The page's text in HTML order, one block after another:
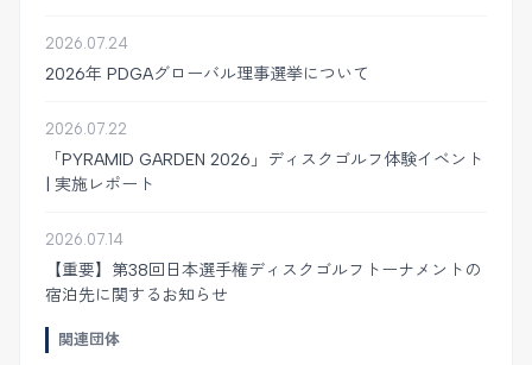
2026.07.24
2026年 PDGAグローバル理事選挙について
2026.07.22
「PYRAMID GARDEN 2026」ディスクゴルフ体験イベント
| 実施レポート
2026.07.14
【重要】第38回日本選手権ディスクゴルフトーナメントの
宿泊先に関するお知らせ
関連団体